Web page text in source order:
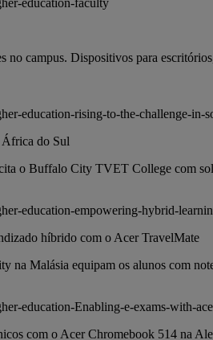
no campus. Dispositivos para
África do Sul
o Buffalo City TVET College com
híbrido com o Acer TravelMate
na Malásia equipam os alunos com
com o Acer Chromebook 514 na